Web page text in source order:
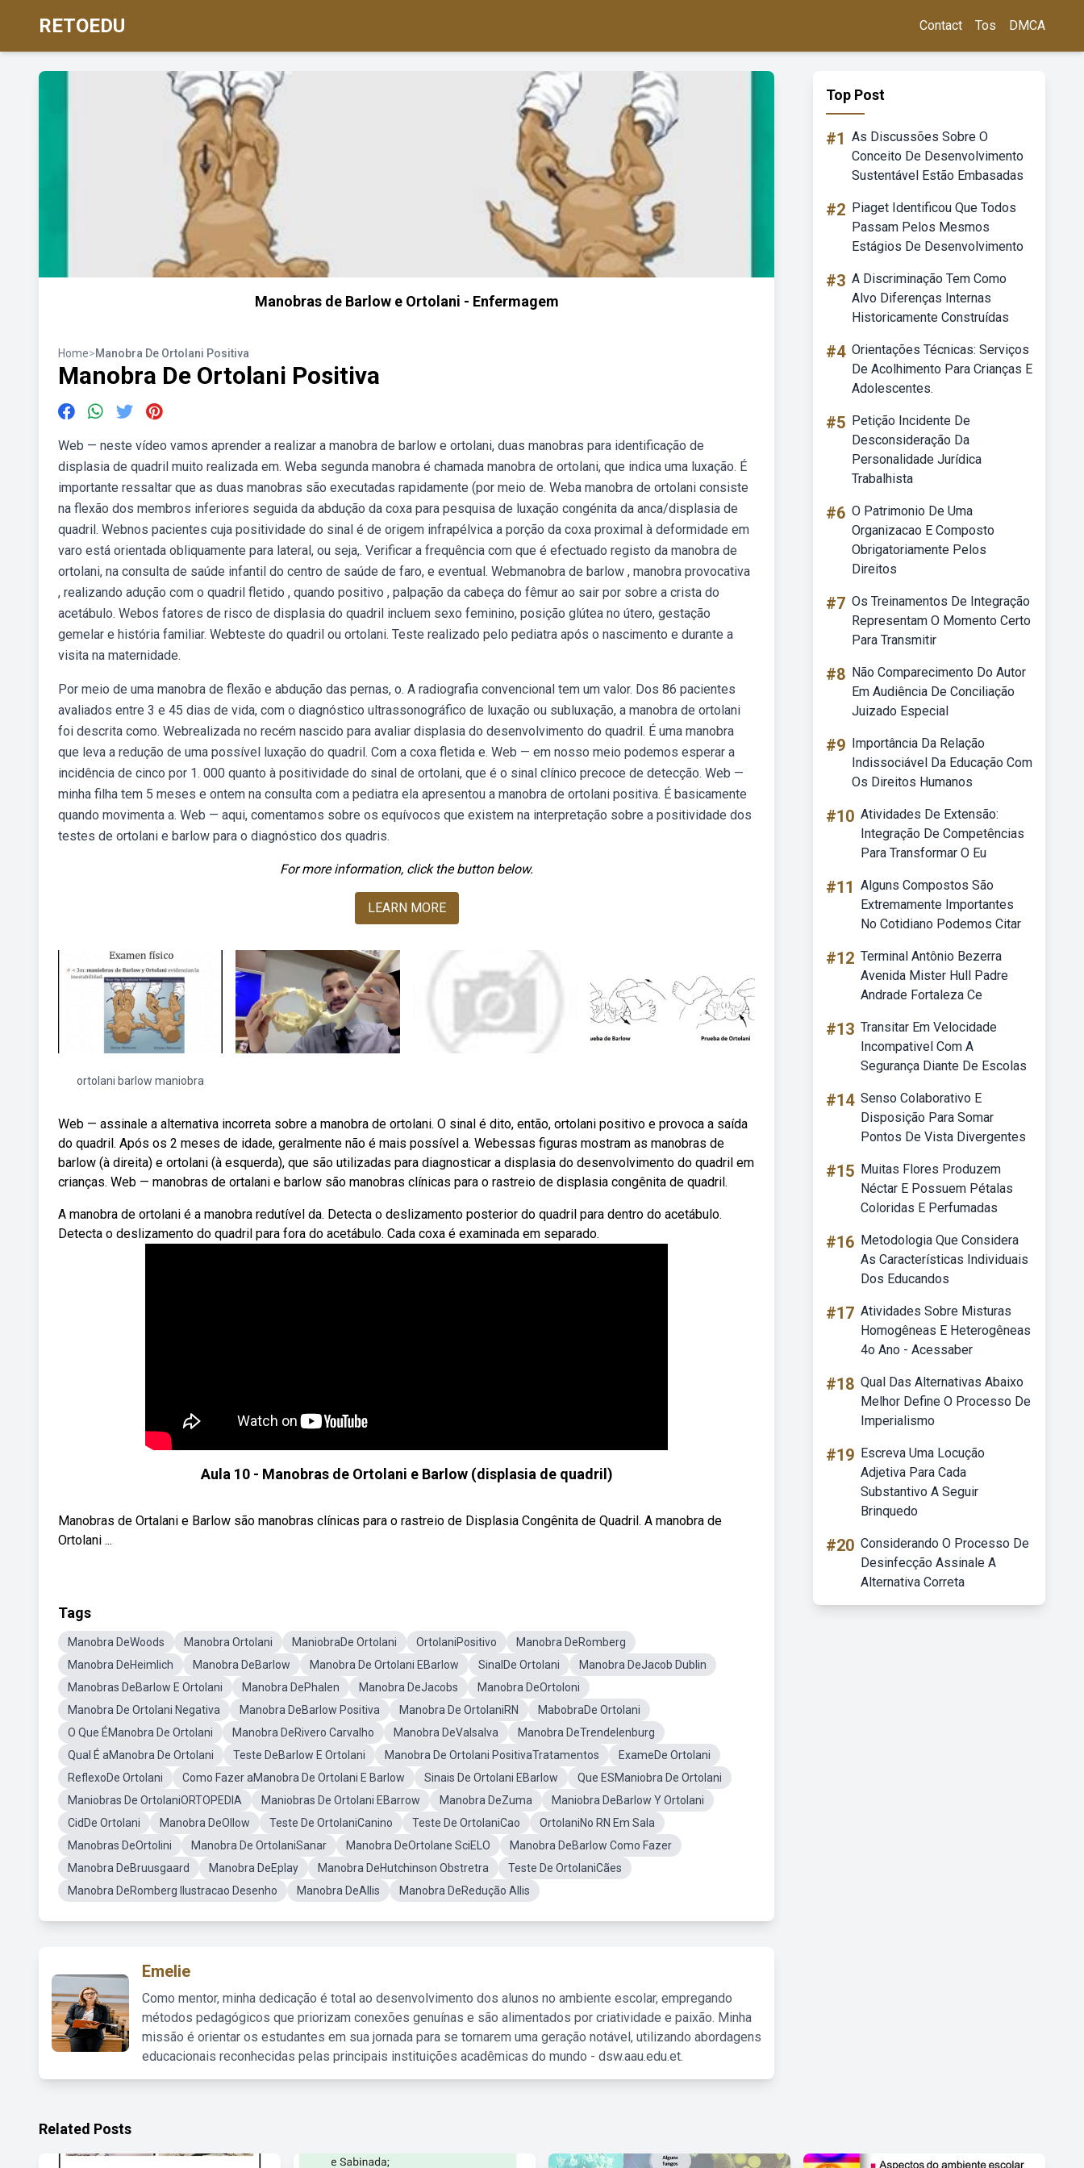
RETOEDU Contact Tos DMCA
Manobras de Barlow e Ortolani - Enfermagem
Home>Manobra De Ortolani Positiva
Manobra De Ortolani Positiva
Web — neste vídeo vamos aprender a realizar a manobra de barlow e ortolani, duas manobras para identificação de
displasia de quadril muito realizada em. Weba segunda manobra é chamada manobra de ortolani, que indica uma luxação. É
importante ressaltar que as duas manobras são executadas rapidamente (por meio de. Weba manobra de ortolani consiste
na flexão dos membros inferiores seguida da abdução da coxa para pesquisa de luxação congénita da anca/displasia de
quadril. Webnos pacientes cuja positividade do sinal é de origem infrapélvica a porção da coxa proximal à deformidade em
varo está orientada obliquamente para lateral, ou seja,. Verificar a frequência com que é efectuado registo da manobra de
ortolani, na consulta de saúde infantil do centro de saúde de faro, e eventual. Webmanobra de barlow , manobra provocativa
, realizando adução com o quadril fletido , quando positivo , palpação da cabeça do fêmur ao sair por sobre a crista do
acetábulo. Webos fatores de risco de displasia do quadril incluem sexo feminino, posição glútea no útero, gestação
gemelar e história familiar. Webteste do quadril ou ortolani. Teste realizado pelo pediatra após o nascimento e durante a
visita na maternidade.
Por meio de uma manobra de flexão e abdução das pernas, o. A radiografia convencional tem um valor. Dos 86 pacientes
avaliados entre 3 e 45 dias de vida, com o diagnóstico ultrassonográfico de luxação ou subluxação, a manobra de ortolani
foi descrita como. Webrealizada no recém nascido para avaliar displasia do desenvolvimento do quadril. É uma manobra
que leva a redução de uma possível luxação do quadril. Com a coxa fletida e. Web — em nosso meio podemos esperar a
incidência de cinco por 1. 000 quanto à positividade do sinal de ortolani, que é o sinal clínico precoce de detecção. Web —
minha filha tem 5 meses e ontem na consulta com a pediatra ela apresentou a manobra de ortolani positiva. É basicamente
quando movimenta a. Web — aqui, comentamos sobre os equívocos que existem na interpretação sobre a positividade dos
testes de ortolani e barlow para o diagnóstico dos quadris.
For more information, click the button below.
LEARN MORE
ortolani barlow maniobra
Web — assinale a alternativa incorreta sobre a manobra de ortolani. O sinal é dito, então, ortolani positivo e provoca a saída
do quadril. Após os 2 meses de idade, geralmente não é mais possível a. Webessas figuras mostram as manobras de
barlow (à direita) e ortolani (à esquerda), que são utilizadas para diagnosticar a displasia do desenvolvimento do quadril em
crianças. Web — manobras de ortalani e barlow são manobras clínicas para o rastreio de displasia congênita de quadril.
A manobra de ortolani é a manobra redutível da. Detecta o deslizamento posterior do quadril para dentro do acetábulo.
Detecta o deslizamento do quadril para fora do acetábulo. Cada coxa é examinada em separado.
Aula 10 - Manobras de Ortolani e Barlow (displasia de quadril)
Manobras de Ortalani e Barlow são manobras clínicas para o rastreio de Displasia Congênita de Quadril. A manobra de
Ortolani ...
Tags
Manobra DeWoods Manobra Ortolani ManiobraDe Ortolani OrtolaniPositivo
Manobra DeRomberg
Manobra DeHeimlich
Manobra DeBarlow Manobra De Ortolani EBarlow SinalDe Ortolani
Manobra DeJacob Dublin
Manobras DeBarlow E Ortolani
Manobra DePhalen Manobra DeJacobs
Manobra DeOrtoloni
Manobra De Ortolani Negativa
Manobra DeBarlow Positiva Manobra De OrtolaniRN
MabobraDe Ortolani
O Que ÉManobra De Ortolani
Manobra DeRivero Carvalho Manobra DeValsalva
Manobra DeTrendelenburg
Qual É aManobra De Ortolani
Teste DeBarlow E Ortolani Manobra De Ortolani PositivaTratamentos
ExameDe Ortolani
ReflexoDe Ortolani
Como Fazer aManobra De Ortolani E Barlow Sinais De Ortolani EBarlow
Que ESManiobra De Ortolani
Maniobras De OrtolaniORTOPEDIA
Maniobras De Ortolani EBarrow Manobra DeZuma
Maniobra DeBarlow Y Ortolani
CidDe Ortolani
Manobra DeOllow Teste De OrtolaniCanino Teste De OrtolaniCao
OrtolaniNo RN Em Sala
Manobras DeOrtolini
Manobra De OrtolaniSanar Manobra DeOrtolane SciELO
Manobra DeBarlow Como Fazer
Manobra DeBruusgaard
Manobra DeEplay Manobra DeHutchinson Obstretra
Teste De OrtolaniCães
Manobra DeRomberg Ilustracao Desenho
Manobra DeAllis Manobra DeRedução Allis
Emelie
Como mentor, minha dedicação é total ao desenvolvimento dos alunos no ambiente escolar, empregando
métodos pedagógicos que priorizam conexões genuínas e são alimentados por criatividade e paixão. Minha
missão é orientar os estudantes em sua jornada para se tornarem uma geração notável, utilizando abordagens
educacionais reconhecidas pelas principais instituições acadêmicas do mundo - dsw.aau.edu.et.
Top Post
#1 As Discussões Sobre O
Conceito De Desenvolvimento
Sustentável Estão Embasadas
#2 Piaget Identificou Que Todos
Passam Pelos Mesmos
Estágios De Desenvolvimento
#3 A Discriminação Tem Como
Alvo Diferenças Internas
Historicamente Construídas
#4 Orientações Técnicas: Serviços
De Acolhimento Para Crianças E
Adolescentes.
#5 Petição Incidente De
Desconsideração Da
Personalidade Jurídica
Trabalhista
#6 O Patrimonio De Uma
Organizacao E Composto
Obrigatoriamente Pelos
Direitos
#7 Os Treinamentos De Integração
Representam O Momento Certo
Para Transmitir
#8 Não Comparecimento Do Autor
Em Audiência De Conciliação
Juizado Especial
#9 Importância Da Relação
Indissociável Da Educação Com
Os Direitos Humanos
#10 Atividades De Extensão:
Integração De Competências
Para Transformar O Eu
#11 Alguns Compostos São
Extremamente Importantes
No Cotidiano Podemos Citar
#12 Terminal Antônio Bezerra
Avenida Mister Hull Padre
Andrade Fortaleza Ce
#13 Transitar Em Velocidade
Incompativel Com A
Segurança Diante De Escolas
#14 Senso Colaborativo E
Disposição Para Somar
Pontos De Vista Divergentes
#15 Muitas Flores Produzem
Néctar E Possuem Pétalas
Coloridas E Perfumadas
#16 Metodologia Que Considera
As Características Individuais
Dos Educandos
#17 Atividades Sobre Misturas
Homogêneas E Heterogêneas
4o Ano - Acessaber
#18 Qual Das Alternativas Abaixo
Melhor Define O Processo De
Imperialismo
#19 Escreva Uma Locução
Adjetiva Para Cada
Substantivo A Seguir
Brinquedo
#20 Considerando O Processo De
Desinfecção Assinale A
Alternativa Correta
Related Posts